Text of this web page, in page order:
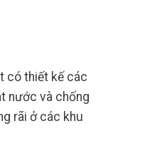
có thiết kế các
nước và chống
rãi ở các khu